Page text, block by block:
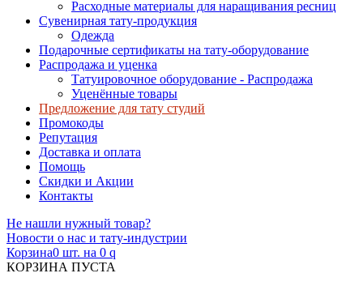
Расходные материалы для наращивания ресниц
Сувенирная тату-продукция
Одежда
Подарочные сертификаты на тату-оборудование
Распродажа и уценка
Татуировочное оборудование - Распродажа
Уценённые товары
Предложение для тату студий
Промокоды
Репутация
Доставка и оплата
Помощь
Скидки и Акции
Контакты
Не нашли нужный товар?
Новости о нас и тату-индустрии
Корзина0 шт. на 0 q
КОРЗИНА ПУСТА